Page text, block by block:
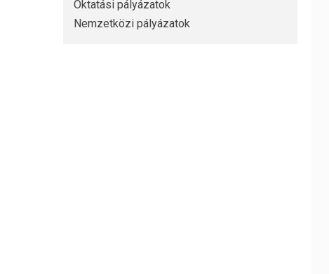
Oktatási pályázatok
Nemzetközi pályázatok